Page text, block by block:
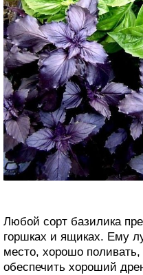
Любой сорт базилика
горшках и ящиках. Ему
место, хорошо
обеспечить хороший